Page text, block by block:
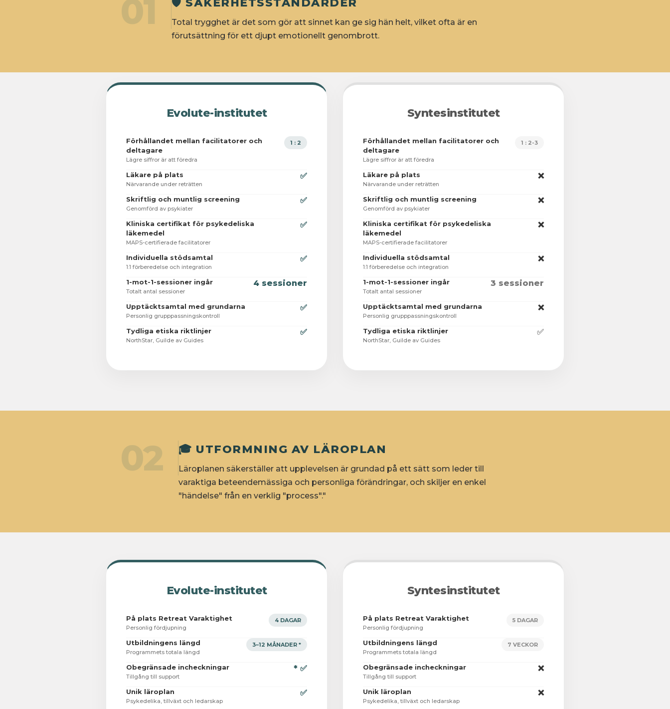
01 🛡️ SÄKERHETSSTANDARDER
Total trygghet är det som gör att sinnet kan ge sig hän helt, vilket ofta är en
förutsättning för ett djupt emotionellt genombrott.
Evolute-institutet
Förhållandet mellan facilitatorer och
deltagare
Lägre siffror är att föredra
1 : 2
Läkare på plats
Närvarande under reträtten
✅
Skriftlig och muntlig screening
Genomförd av psykiater
✅
Kliniska certifikat för psykedeliska
läkemedel
MAPS-certifierade facilitatorer
✅
Individuella stödsamtal
1:1 förberedelse och integration
✅
1-mot-1-sessioner ingår
Totalt antal sessioner
4 sessioner
Upptäcktsamtal med grundarna
Personlig grupppassningskontroll
✅
Tydliga etiska riktlinjer
NorthStar, Guilde av Guides
✅
Syntesinstitutet
Förhållandet mellan facilitatorer och
deltagare
Lägre siffror är att föredra
1 : 2-3
Läkare på plats
Närvarande under reträtten
❌
Skriftlig och muntlig screening
Genomförd av psykiater
❌
Kliniska certifikat för psykedeliska
läkemedel
MAPS-certifierade facilitatorer
❌
Individuella stödsamtal
1:1 förberedelse och integration
❌
1-mot-1-sessioner ingår
Totalt antal sessioner
3 sessioner
Upptäcktsamtal med grundarna
Personlig grupppassningskontroll
❌
Tydliga etiska riktlinjer
NorthStar, Guilde av Guides
✅
02 🎓 UTFORMNING AV LÄROPLAN
Läroplanen säkerställer att upplevelsen är grundad på ett sätt som leder till
varaktiga beteendemässiga och personliga förändringar, och skiljer en enkel
"händelse" från en verklig "process"."
Evolute-institutet
På plats Retreat Varaktighet
Personlig fördjupning
4 DAGAR
Utbildningens längd
Programmets totala längd
3–12 MÅNADER *
Obegränsade incheckningar
Tillgång till support
* ✅
Unik läroplan
Psykedelika, tillväxt och ledarskap
✅
Syntesinstitutet
På plats Retreat Varaktighet
Personlig fördjupning
5 DAGAR
Utbildningens längd
Programmets totala längd
7 VECKOR
Obegränsade incheckningar
Tillgång till support
❌
Unik läroplan
Psykedelika, tillväxt och ledarskap
❌